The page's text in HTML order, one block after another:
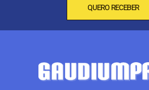
QUERO RECEBER